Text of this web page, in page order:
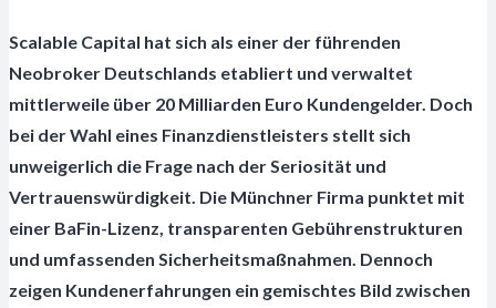
Scalable Capital hat sich als einer der führenden
Neobroker Deutschlands etabliert und verwaltet
mittlerweile über 20 Milliarden Euro Kundengelder. Doch
bei der Wahl eines Finanzdienstleisters stellt sich
unweigerlich die Frage nach der Seriosität und
Vertrauenswürdigkeit. Die Münchner Firma punktet mit
einer BaFin-Lizenz, transparenten Gebührenstrukturen
und umfassenden Sicherheitsmaßnahmen. Dennoch
zeigen Kundenerfahrungen ein gemischtes Bild zwischen